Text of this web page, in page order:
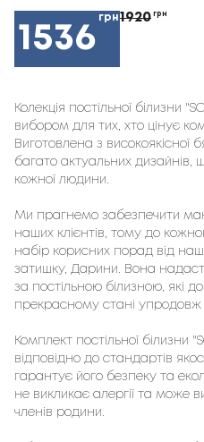
1536
грн1920 грн
Колекція постільної білизни
вибором для тих, хто цінує
Виготовлена з високоякісної
багато актуальних дизайнів,
кожної людини.
Ми прагнемо забезпечити
наших клієнтів, тому до
набір корисних порад від
затишку, Дарини. Вона
за постільною білизною, які
прекрасному стані упродовж
Комплект постільної білизни
відповідно до стандартів
гарантує його безпеку та
не викликає алергії та може
членів родини.